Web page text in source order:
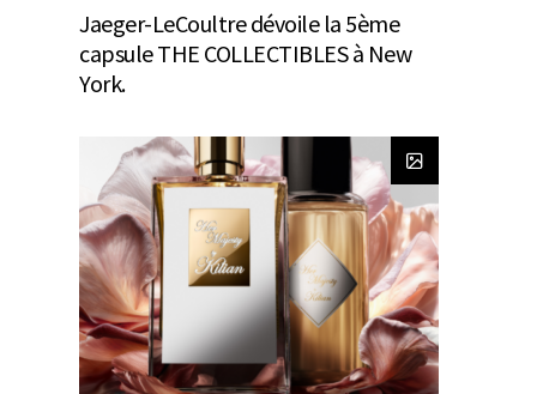
Jaeger-LeCoultre dévoile la 5ème
capsule THE COLLECTIBLES à New
York.